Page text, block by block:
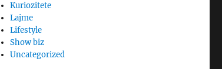
Kuriozitete
Lajme
Lifestyle
Show biz
Uncategorized